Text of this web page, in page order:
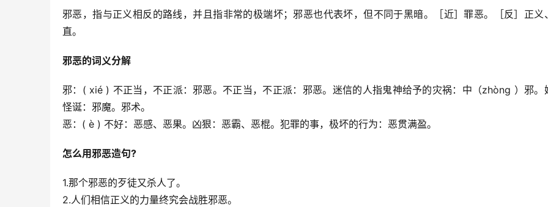
邪恶，指与正义相反的路线，并且指非常的极端坏；邪恶也代表坏，但不同于黑暗。［近］罪恶。［反］正义
直。
邪恶的词义分解
邪：( xié ) 不正当，不正派：邪恶。不正当，不正派：邪恶。迷信的人指鬼神给予的灾祸：中（zhòng ）邪。
怪诞：邪魔。邪术。
恶：( è ) 不好：恶感、恶果。凶狠：恶霸、恶棍。犯罪的事，极坏的行为：恶贯满盈。
怎么用邪恶造句?
1.那个邪恶的歹徒又杀人了。
2.人们相信正义的力量终究会战胜邪恶。